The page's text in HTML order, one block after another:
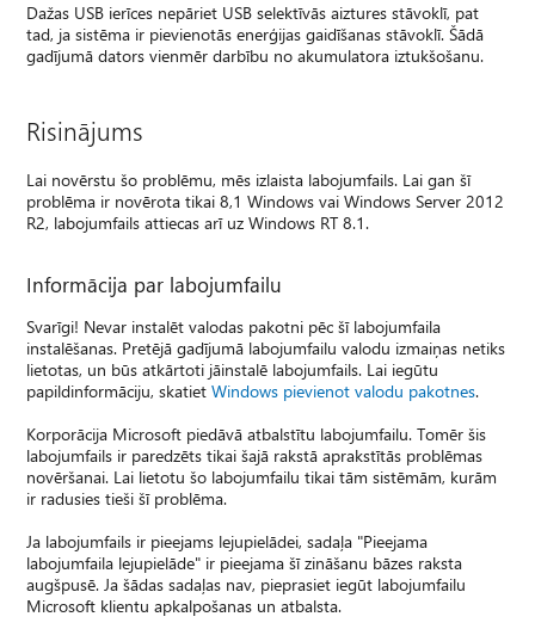
Dažas USB ierīces nepāriet USB selektīvās aiztures stāvoklī, pat
tad, ja sistēma ir pievienotās enerģijas gaidīšanas stāvoklī. Šādā
gadījumā dators vienmēr darbību no akumulatora iztukšošanu.
Risinājums
Lai novērstu šo problēmu, mēs izlaista labojumfails. Lai gan šī
problēma ir novērota tikai 8,1 Windows vai Windows Server 2012
R2, labojumfails attiecas arī uz Windows RT 8.1.
Informācija par labojumfailu
Svarīgi! Nevar instalēt valodas pakotni pēc šī labojumfaila
instalēšanas. Pretējā gadījumā labojumfailu valodu izmaiņas netiks
lietotas, un būs atkārtoti jāinstalē labojumfails. Lai iegūtu
papildinformāciju, skatietWindows pievienot valodu pakotnes.
Korporācija Microsoft piedāvā atbalstītu labojumfailu. Tomēr šis
labojumfails ir paredzēts tikai šajā rakstā aprakstītās problēmas
novēršanai. Lai lietotu šo labojumfailu tikai tām sistēmām, kurām
ir radusies tieši šī problēma.
Ja labojumfails ir pieejams lejupielādei, sadaļa "Pieejama
labojumfaila lejupielāde" ir pieejama šī zināšanu bāzes raksta
augšpusē. Ja šādas sadaļas nav, pieprasiet iegūt labojumfailu
Microsoft klientu apkalpošanas un atbalsta.